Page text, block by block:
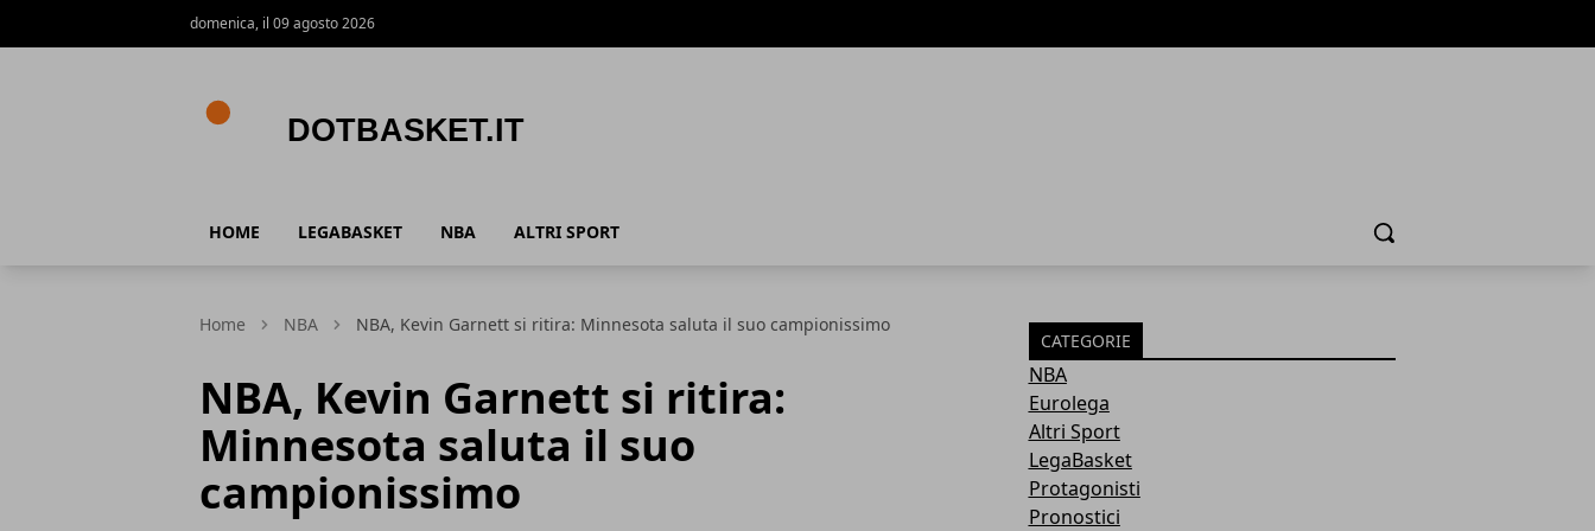
domenica, il 09 agosto 2026
HOME LEGABASKET NBA ALTRI SPORT Cerca
Home NBA NBA, Kevin Garnett si ritira: Minnesota saluta il suo campionissimo
NBA, Kevin Garnett si ritira:
Minnesota saluta il suo
campionissimo
CATEGORIE
NBA
Eurolega
Altri Sport
LegaBasket
Protagonisti
Pronostici